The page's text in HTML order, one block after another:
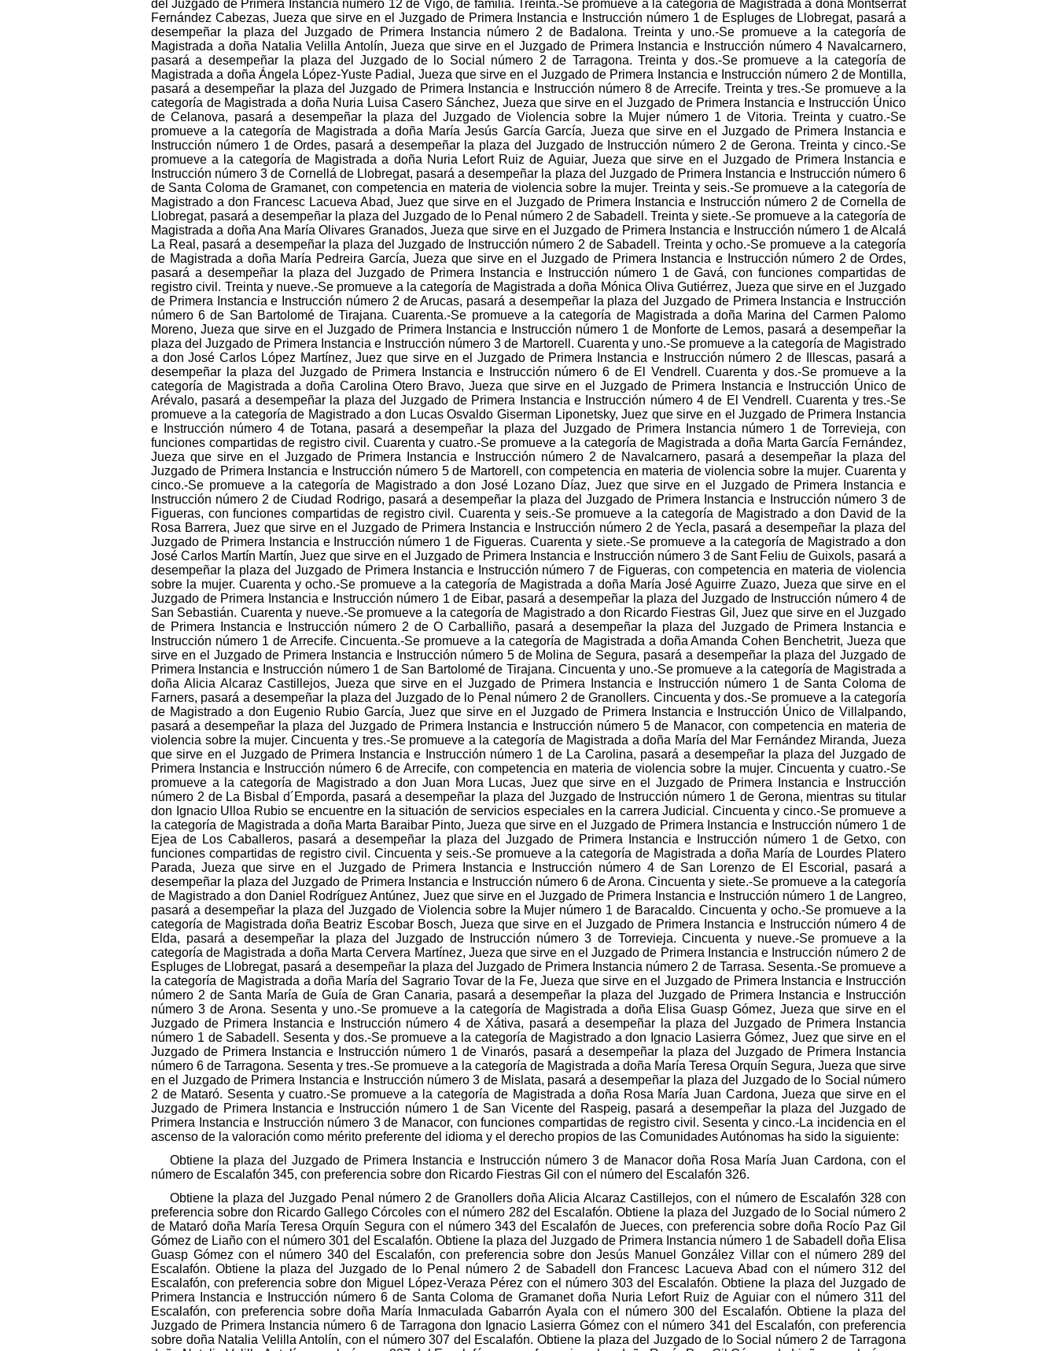
Obtiene la plaza del Juzgado de Primera Instancia e Instrucción número 3 de Manacor doña Rosa María Juan Cardona, con el
número de Escalafón 345, con preferencia sobre don Ricardo Fiestras Gil con el número del Escalafón 326.
Obtiene la plaza del Juzgado Penal número 2 de Granollers doña Alicia Alcaraz Castillejos, con el número de Escalafón 328 con
preferencia sobre don Ricardo Gallego Córcoles con el número 282 del Escalafón. Obtiene la plaza del Juzgado de lo Social número 2
de Mataró doña María Teresa Orquín Segura con el número 343 del Escalafón de Jueces, con preferencia sobre doña Rocío Paz Gil
Gómez de Liaño con el número 301 del Escalafón. Obtiene la plaza del Juzgado de Primera Instancia número 1 de Sabadell doña Elisa
Guasp Gómez con el número 340 del Escalafón, con preferencia sobre don Jesús Manuel González Villar con el número 289 del
Escalafón. Obtiene la plaza del Juzgado de lo Penal número 2 de Sabadell don Francesc Lacueva Abad con el número 312 del
Escalafón, con preferencia sobre don Miguel López-Veraza Pérez con el número 303 del Escalafón. Obtiene la plaza del Juzgado de
Primera Instancia e Instrucción número 6 de Santa Coloma de Gramanet doña Nuria Lefort Ruiz de Aguiar con el número 311 del
Escalafón, con preferencia sobre doña María Inmaculada Gabarrón Ayala con el número 300 del Escalafón. Obtiene la plaza del
Juzgado de Primera Instancia número 6 de Tarragona don Ignacio Lasierra Gómez con el número 341 del Escalafón, con preferencia
sobre doña Natalia Velilla Antolín, con el número 307 del Escalafón. Obtiene la plaza del Juzgado de lo Social número 2 de Tarragona